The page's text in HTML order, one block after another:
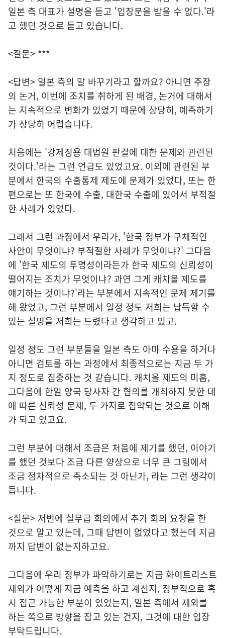
일본 측 대표가 설명을 듣고 '입장문을 받을 수 없다.'라
고 했던 것으로 듣고 있습니다.
<질문> ***
<답변> 일본 측의 말 바꾸기라고 할까요? 아니면 주장
의 논거, 이번에 조치를 취하게 된 배경, 논거에 대해서
는 지속적으로 변화가 있었기 때문에 상당히, 예측하기
가 상당히 어렵습니다.
처음에는 '강제징용 대법원 판결에 대한 문제와 관련된
것이다.'라는 그런 언급도 있었고요. 이외에 관련된 부
분에서 한국의 수출통제 제도에 문제가 있었다, 또는 한
편으로는 또 한국에 수출, 대한국 수출에 있어서 부적절
한 사례가 있었다.
그래서 그런 과정에서 우리가, '한국 정부가 구체적인
사안이 무엇이냐? 부적절한 사례가 무엇이냐?' 그다음
에 '한국 제도의 투명성이라든가 한국 제도의 신뢰성이
떨어지는 조치가 무엇이냐? 과연 그게 캐치올 제도를
얘기하는 것이냐?'라는 부분에서 지속적인 문제 제기를
해 왔었고, 그런 부분에서 일정 정도 저희는 납득할 수
있는 설명을 저희는 드렸다고 생각하고 있고.
일정 정도 그런 부분들을 일본 측도 아마 수용을 하거나
아니면 검토를 하는 과정에서 최종적으로는 지금 두 가
지 정도로 집중하는 것 같습니다. 캐치올 제도의 미흡,
그다음에 한일 양국 당사자 간 협의를 개최하지 못한 데
에 따른 신뢰성 문제, 두 가지로 집약되는 것으로 이해
가 되고 있고요.
그런 부분에 대해서 조금은 처음에 제기를 했던, 이야기
를 했던 것보다 조금 다른 양상으로 너무 큰 그림에서
조금 점차적으로 축소되는 것 아닌가, 라는 그런 생각이
듭니다.
<질문> 저번에 실무급 회의에서 추가 회의 요청을 한
것으로 알고 있는데, 그때 답변이 없었다고 했는데 지금
까지 답변이 없는지하고요.
그다음에 우리 정부가 파악하기로는 지금 화이트리스트
제외가 어떻게 지금 예측을 하고 계신지, 정부적으로 혹
시 접근 가능한 부분이 있었는지, 일본 측에서 제외를
하는 쪽으로 방향을 잡고 있는 건지, 그것에 대한 입장
부탁드립니다.